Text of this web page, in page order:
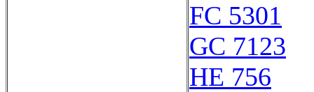
FC 5301
GC 7123
HE 756